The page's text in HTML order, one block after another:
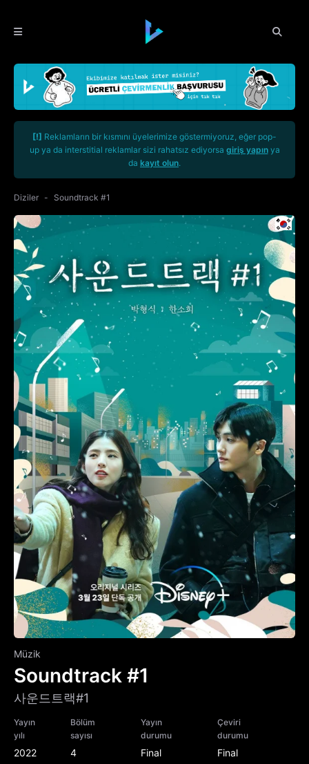
[!] Reklamların bir kısmını üyelerimize göstermiyoruz, eğer pop-
up ya da interstitial reklamlar sizi rahatsız ediyorsa giriş yapınya
da kayıt olun.
Diziler Soundtrack #1
Müzik
Soundtrack #1
사운드트랙#1
Yayın
yılı
2022
Bölüm
sayısı
4
Yayın
durumu
Final
Çeviri
durumu
Final